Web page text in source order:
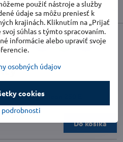
RedditLinkedInWhatsApp
E-
AirgoClean 250 E
Do košíka
použiť nástroje a služby
údaje sa môžu preniesť k
krajinách. Kliknutím na „Prijať
súhlas s týmto spracovaním.
informácie alebo upraviť svoje
osobných údajov
podrobnosti
cookies